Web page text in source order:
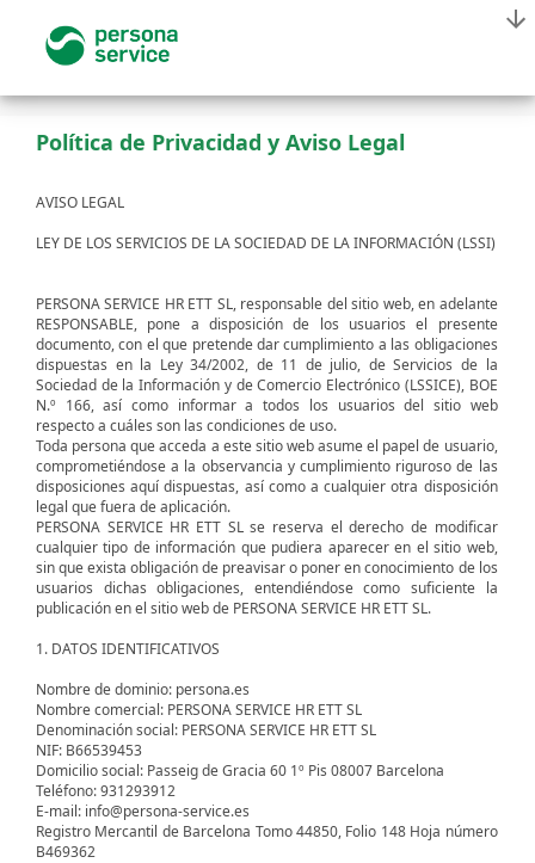
Política de Privacidad y Aviso Legal
AVISO LEGAL
LEY DE LOS SERVICIOS DE LA SOCIEDAD DE LA INFORMACIÓN (LSSI)
PERSONA SERVICE HR ETT SL, responsable del sitio web, en adelante
RESPONSABLE, pone a disposición de los usuarios el presente
documento, con el que pretende dar cumplimiento a las obligaciones
dispuestas en la Ley 34/2002, de 11 de julio, de Servicios de la
Sociedad de la Información y de Comercio Electrónico (LSSICE), BOE
N.º 166, así como informar a todos los usuarios del sitio web
respecto a cuáles son las condiciones de uso.
Toda persona que acceda a este sitio web asume el papel de usuario,
comprometiéndose a la observancia y cumplimiento riguroso de las
disposiciones aquí dispuestas, así como a cualquier otra disposición
legal que fuera de aplicación.
PERSONA SERVICE HR ETT SL se reserva el derecho de modificar
cualquier tipo de información que pudiera aparecer en el sitio web,
sin que exista obligación de preavisar o poner en conocimiento de los
usuarios dichas obligaciones, entendiéndose como suficiente la
publicación en el sitio web de PERSONA SERVICE HR ETT SL.
1. DATOS IDENTIFICATIVOS
Nombre de dominio: persona.es
Nombre comercial: PERSONA SERVICE HR ETT SL
Denominación social: PERSONA SERVICE HR ETT SL
NIF: B66539453
Domicilio social: Passeig de Gracia 60 1º Pis 08007 Barcelona
Teléfono: 931293912
E-mail: info@persona-service.es
Registro Mercantil de Barcelona Tomo 44850, Folio 148 Hoja número
B469362